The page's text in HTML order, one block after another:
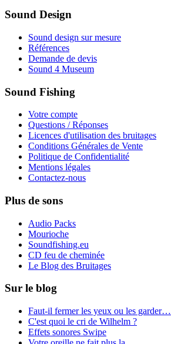
Sound Design
Sound design sur mesure
Références
Demande de devis
Sound 4 Museum
Sound Fishing
Votre compte
Questions / Réponses
Licences d'utilisation des bruitages
Conditions Générales de Vente
Politique de Confidentialité
Mentions légales
Contactez-nous
Plus de sons
Audio Packs
Mourioche
Soundfishing.eu
CD feu de cheminée
Le Blog des Bruitages
Sur le blog
Faut-il fermer les yeux ou les garder…
C'est quoi le cri de Wilhelm ?
Effets sonores Swipe